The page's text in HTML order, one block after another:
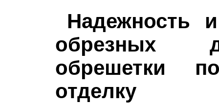
Надежность
обрезных
обрешетки
отделку